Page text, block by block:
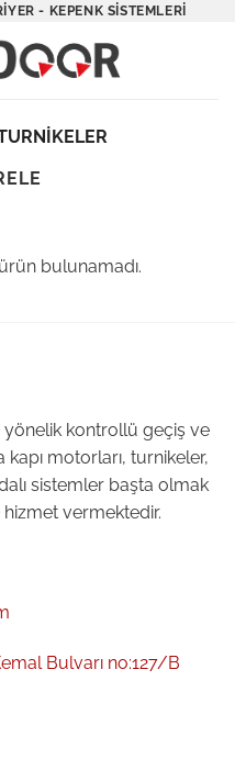
- KEPENK SISTEMLERI
bulunamadı.
yönelik kontrollü geçiş ve
motorları, turnikeler,
sistemler başta olmak
vermektedir.
Bulvarı no:127/B